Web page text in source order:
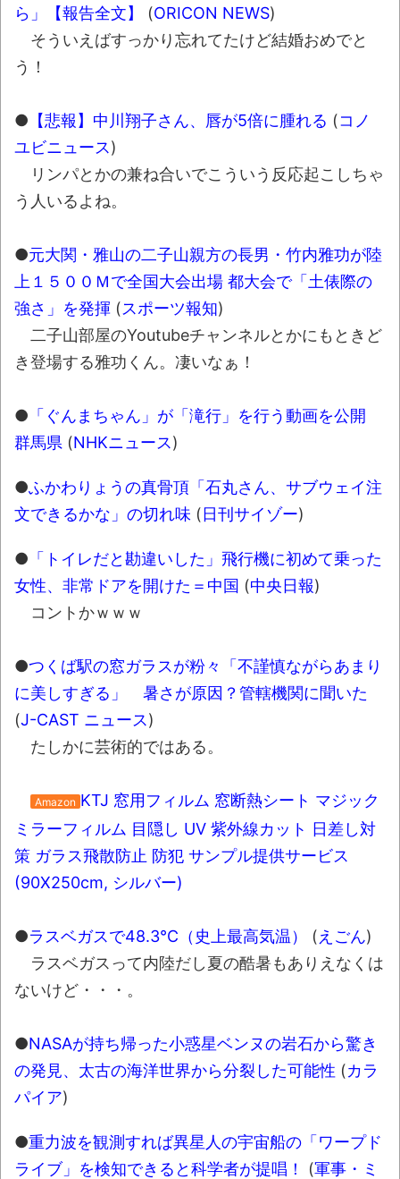
全方位青い芝包囲網すぎて色々見失う、新
の数々！！
Powered by livedoor 相互RSS
ら」【報告全文】 (ORICON NEWS)
そういえばすっかり忘れてたけど結婚おめでと
う！
● 【悲報】中川翔子さん、唇が5倍に腫れる (コノ
ユビニュース)
リンパとかの兼ね合いでこういう反応起こしちゃ
う人いるよね。
●元大関・雅山の二子山親方の長男・竹内雅功が陸
上１５００Ｍで全国大会出場 都大会で「土俵際の
強さ」を発揮 (スポーツ報知)
二子山部屋のYoutubeチャンネルとかにもときど
き登場する雅功くん。凄いなぁ！
● 「ぐんまちゃん」が「滝行」を行う動画を公開
群馬県 (NHKニュース)
●ふかわりょうの真骨頂「石丸さん、サブウェイ注
文できるかな」の切れ味 (日刊サイゾー)
● 「トイレだと勘違いした」飛行機に初めて乗った
女性、非常ドアを開けた＝中国 (中央日報)
コントかｗｗｗ
●つくば駅の窓ガラスが粉々「不謹慎ながらあまり
に美しすぎる」 暑さが原因？管轄機関に聞いた
(J-CAST ニュース)
たしかに芸術的ではある。
Amazon KTJ 窓用フィルム 窓断熱シート マジック
ミラーフィルム 目隠し UV 紫外線カット 日差し対
策 ガラス飛散防止 防犯 サンプル提供サービス
(90X250cm, シルバー)
●ラスベガスで48.3℃（史上最高気温） (えごん)
ラスベガスって内陸だし夏の酷暑もありえなくは
ないけど・・・。
●NASAが持ち帰った小惑星ベンヌの岩石から驚き
の発見、太古の海洋世界から分裂した可能性 (カラ
パイア)
●重力波を観測すれば異星人の宇宙船の「ワープド
ライブ」を検知できると科学者が提唱！
(軍事・ミ